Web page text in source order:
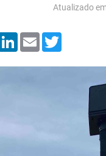
Atualizado
LinkedIn
Email